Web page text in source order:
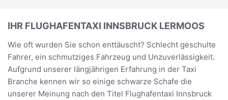
IHR FLUGHAFENTAXI INNSBRUCK LERMOOS
Wie oft wurden Sie schon enttäuscht? Schlecht geschulte
Fahrer, ein schmutziges Fahrzeug und Unzuverlässigkeit.
Aufgrund unserer längjährigen Erfahrung in der Taxi
Branche kennen wir so einige schwarze Schafe die
unserer Meinung nach den Titel Flughafentaxi Innsbruck